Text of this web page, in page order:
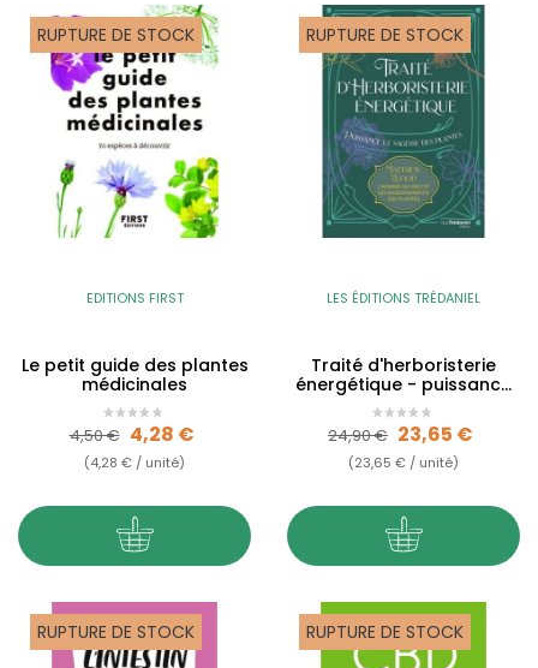
RUPTURE DE STOCK
EDITIONS FIRST
Le petit guide des plantes
médicinales
Prix de base
4,50 € Prix
4,28 €
(4,28 € / unité)
RUPTURE DE STOCK
LES ÉDITIONS TRÉDANIEL
Traité d'herboristerie
énergétique - puissance
et sagesse des plantes
Prix de base
24,90 € Prix
23,65 €
(23,65 € / unité)
RUPTURE DE STOCK RUPTURE DE STOCK